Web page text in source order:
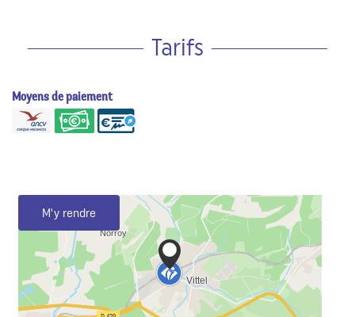
Tarifs
Moyens de paiement
M'y rendre